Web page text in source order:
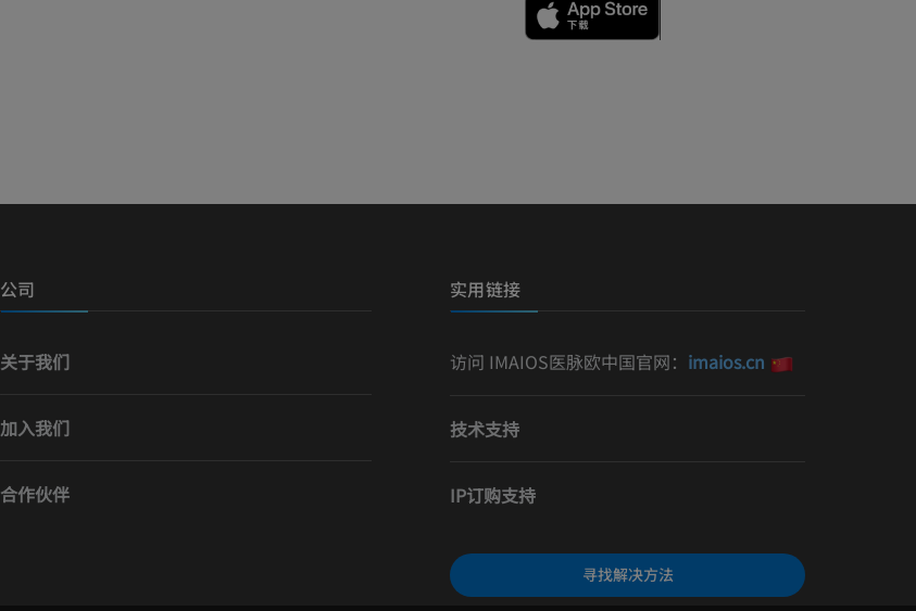
优质会员 优质会员
公司
关于我们
加入我们
合作伙伴
实用链接
访问 IMAIOS医脉欧中国官网： imaios.cn
技术支持
IP订购支持
寻找解决方法